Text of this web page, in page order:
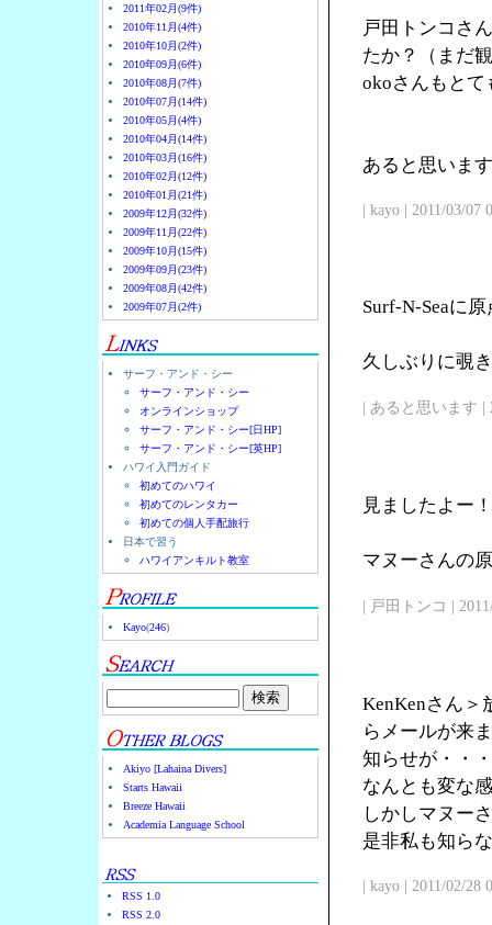
2011年02月(9件)
2010年11月(4件)
2010年10月(2件)
2010年09月(6件)
2010年08月(7件)
2010年07月(14件)
2010年05月(4件)
2010年04月(14件)
2010年03月(16件)
2010年02月(12件)
2010年01月(21件)
2009年12月(32件)
2009年11月(22件)
2009年10月(15件)
2009年09月(23件)
2009年08月(42件)
2009年07月(2件)
サーフ・アンド・シー
サーフ・アンド・シー
オンラインショップ
サーフ・アンド・シー[日HP]
サーフ・アンド・シー[英HP]
ハワイ入門ガイド
初めてのハワイ
初めてのレンタカー
初めての個人手配旅行
日本で習う
ハワイアンキルト教室
Kayo(246)
Akiyo [Lahaina Divers]
Starts Hawaii
Breeze Hawaii
Academia Language School
RSS 1.0
RSS 2.0
戸田トンコさ
たか？（まだ
okoさんもとて
あると思いま
| kayo | 2011/03/07
Surf-N-Seaに
久しぶりに覗
| あると思います |
見ましたよー！
マヌーさんの
| 戸田トンコ |
KenKenさん＞
らメールが来
知らせが・・・
なんとも変な
しかしマヌー
是非私も知ら
| kayo | 2011/02/28